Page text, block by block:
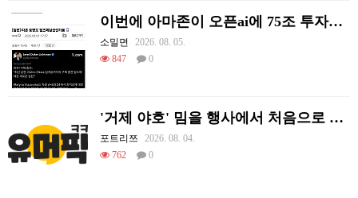
이번에 아마존이 오픈ai에 75조 투자한 이유
소밀면
2026. 08. 05.
847
0
'거제 야호' 밈을 행사에서 처음으로 체감하는 리센느
포트리쯔
2026. 08. 04.
762
0